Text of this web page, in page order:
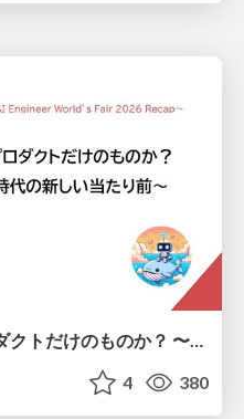
4 380